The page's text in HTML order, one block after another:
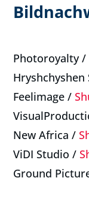
Photoroyalty /
Hryshchyshen
Feelimage /
New Africa /
ViDI Studio /
Ground